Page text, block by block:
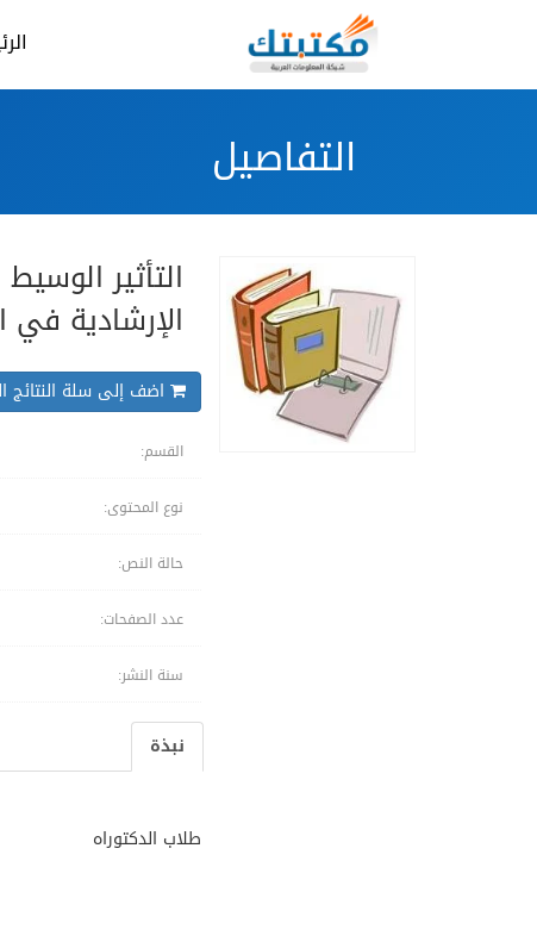
التفاصيل
التأثير
الإرشادية في
اضف إلى سلة النتائج
القسم:
نوع المحتوى:
حالة النص:
عدد الصفحات:
سنة النشر:
نبذة
طلاب الدكتوراه